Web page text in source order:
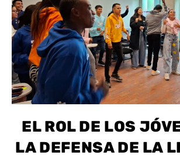
EL ROL DE LOS
LA DEFENSA DE LA